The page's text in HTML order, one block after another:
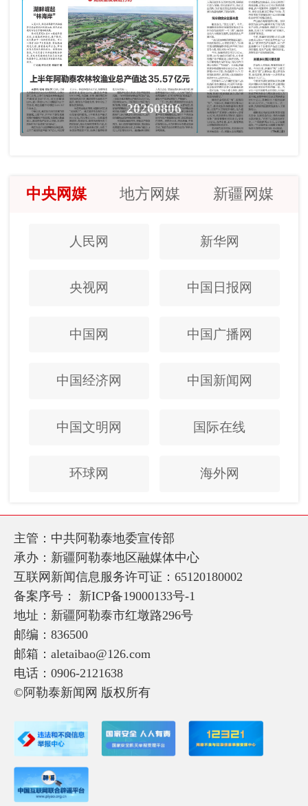
20260806
中央网媒 地方网媒 新疆网媒
人民网 新华网
央视网 中国日报网
中国网 中国广播网
中国经济网 中国新闻网
中国文明网 国际在线
环球网 海外网
主管：中共阿勒泰地委宣传部
承办：新疆阿勒泰地区融媒体中心
互联网新闻信息服务许可证：65120180002
备案序号： 新ICP备19000133号-1
地址：新疆阿勒泰市红墩路296号
邮编：836500
邮箱：aletaibao@126.com
电话：0906-2121638
©阿勒泰新闻网 版权所有